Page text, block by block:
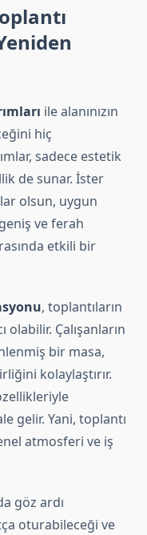
ile alanınızın
hiç
sadece estetik
de sunar. İster
olsun, uygun
ve ferah
etkili bir
, toplantıların
olabilir. Çalışanların
bir masa,
kolaylaştırır.
gelir. Yani, toplantı
atmosferi ve iş
göz ardı
oturabileceği ve